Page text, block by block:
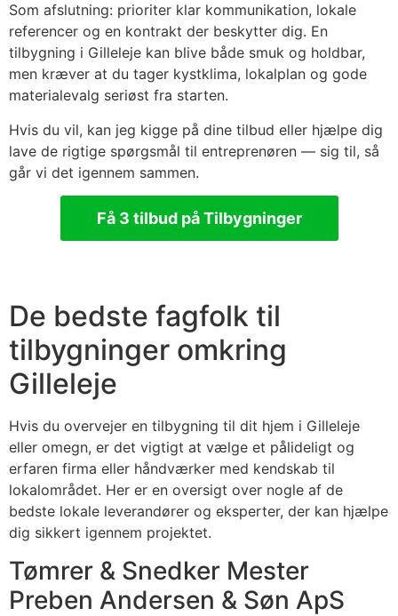
Som afslutning: prioriter klar kommunikation, lokale
referencer og en kontrakt der beskytter dig. En
tilbygning i Gilleleje kan blive både smuk og holdbar,
men kræver at du tager kystklima, lokalplan og gode
materialevalg seriøst fra starten.
Hvis du vil, kan jeg kigge på dine tilbud eller hjælpe dig
lave de rigtige spørgsmål til entreprenøren — sig til, så
går vi det igennem sammen.
Få 3 tilbud på Tilbygninger
De bedste fagfolk til
tilbygninger omkring
Gilleleje
Hvis du overvejer en tilbygning til dit hjem i Gilleleje
eller omegn, er det vigtigt at vælge et pålideligt og
erfaren firma eller håndværker med kendskab til
lokalområdet. Her er en oversigt over nogle af de
bedste lokale leverandører og eksperter, der kan hjælpe
dig sikkert igennem projektet.
Tømrer & Snedker Mester
Preben Andersen & Søn ApS